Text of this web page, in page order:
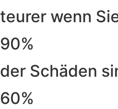
teurer wenn
90%
der Schäden
60%